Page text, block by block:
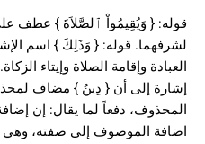
قوله: { وَيُقِيمُواْ ٱلصَّلاَةَ } عطف
لشرفهما. قوله: { وَذَلِكَ } اسم
العبادة وإقامة الصلاة وإيتاء
إشارة إلى أن { دِينُ } مضاف
المحذوف، دفعاً لما يقال: إن
اضافة الموصوف إلى صفته، وهي